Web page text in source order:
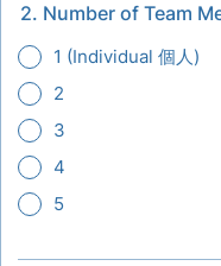
2. Number of Team
1 (Individual 個人)
2
3
4
5